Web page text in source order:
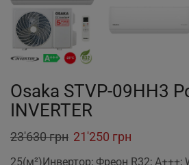
Osaka STVP-09HH3
INVERTER
23'630грн Original
21'250 грн
price
25(м²)Инвертор; Фреон R32; А+++;